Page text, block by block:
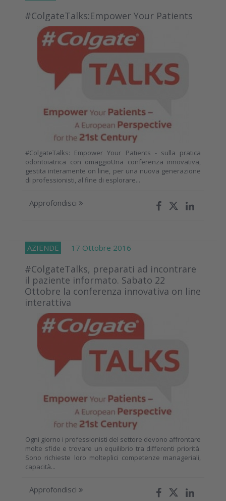
#ColgateTalks:Empower Your Patients
#ColgateTalks: Empower Your Patients - sulla pratica
odontoiatrica con omaggioUna conferenza innovativa,
gestita interamente on line, per una nuova generazione
di professionisti, al fine di esplorare...
Approfondisci
AZIENDE 17 Ottobre 2016
#ColgateTalks, preparati ad incontrare
il paziente informato. Sabato 22
Ottobre la conferenza innovativa on line
interattiva
Ogni giorno i professionisti del settore devono affrontare
molte sfide e trovare un equilibrio tra differenti priorità.
Sono richieste loro molteplici competenze manageriali,
capacità...
Approfondisci